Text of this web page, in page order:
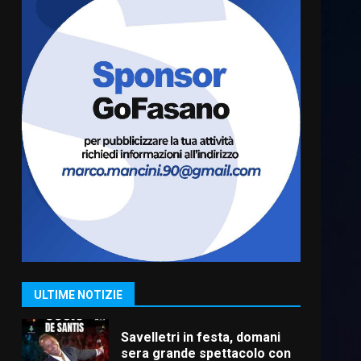
ULTIME NOTIZIE
Fasanese ferito a colpi di
arma da fuoco
6 Agosto 2026 18:13
7
Carta d’identità: continua il
piano di aperture
straordinarie del Comune di
Fasano
6 Agosto 2026 14:16
1
La Banda Città di Fasano apre
ufficialmente la Festa di
Savelletri in festa, domani
sera grande spettacolo con